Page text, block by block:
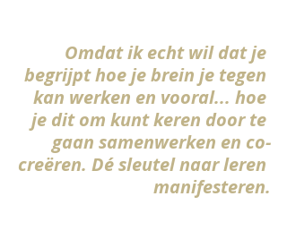
Omdat ik echt wil dat je
begrijpt hoe je brein je tegen
kan werken en vooral... hoe
je dit om kunt keren door te
gaan samenwerken en co-
creëren. Dé sleutel naar leren
manifesteren.